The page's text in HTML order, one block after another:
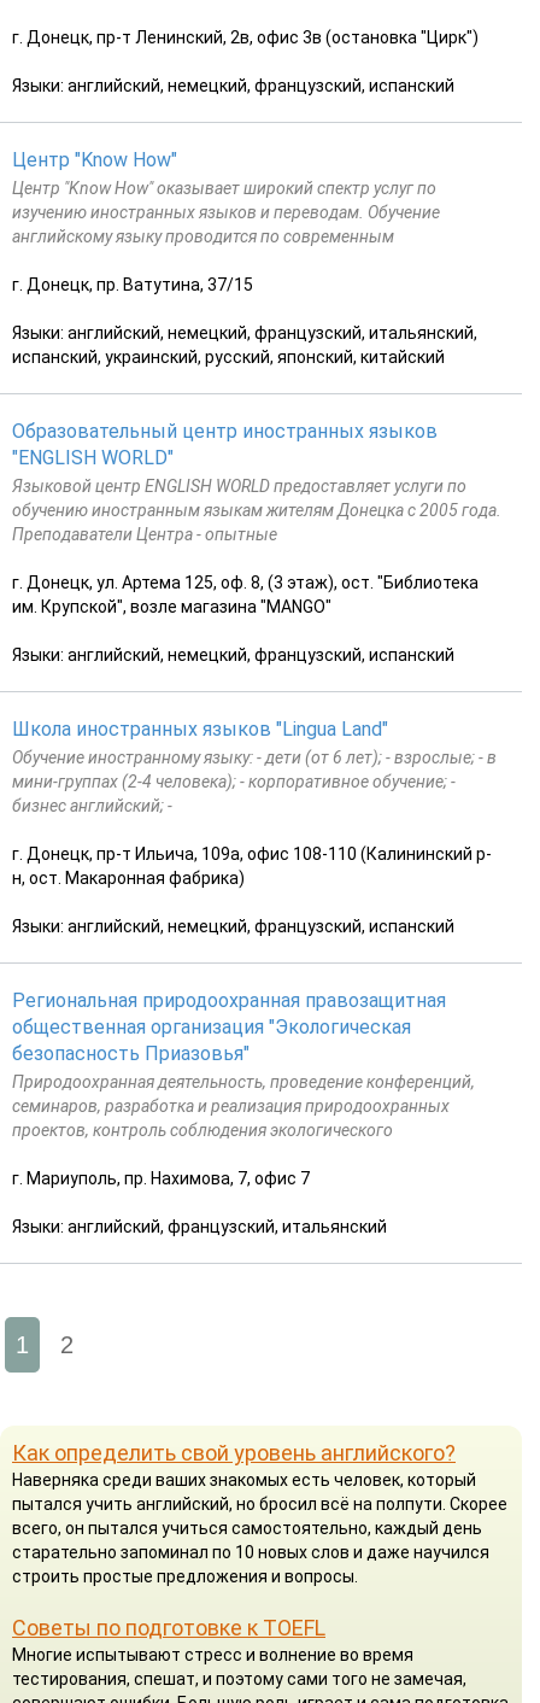
г. Донецк, пр-т Ленинский, 2в, офис 3в (остановка "Цирк")
Языки: английский, немецкий, французский, испанский
Центр "Know How"
Центр "Know How" оказывает широкий спектр услуг по
изучению иностранных языков и переводам. Обучение
английскому языку проводится по современным
г. Донецк, пр. Ватутина, 37/15
Языки: английский, немецкий, французский, итальянский,
испанский, украинский, русский, японский, китайский
Образовательный центр иностранных языков
"ENGLISH WORLD"
Языковой центр ENGLISH WORLD предоставляет услуги по
обучению иностранным языкам жителям Донецка с 2005 года.
Преподаватели Центра - опытные
г. Донецк, ул. Артема 125, оф. 8, (3 этаж), ост. "Библиотека
им. Крупской", возле магазина "MANGO"
Языки: английский, немецкий, французский, испанский
Школа иностранных языков "Lingua Land"
Обучение иностранному языку: - дети (от 6 лет); - взрослые; - в
мини-группах (2-4 человека); - корпоративное обучение; -
бизнес английский; -
г. Донецк, пр-т Ильича, 109а, офис 108-110 (Калининский р-
н, ост. Макаронная фабрика)
Языки: английский, немецкий, французский, испанский
Региональная природоохранная правозащитная
общественная организация "Экологическая
безопасность Приазовья"
Природоохранная деятельность, проведение конференций,
семинаров, разработка и реализация природоохранных
проектов, контроль соблюдения экологического
г. Мариуполь, пр. Нахимова, 7, офис 7
Языки: английский, французский, итальянский
1 2
Как определить свой уровень английского?
Наверняка среди ваших знакомых есть человек, который
пытался учить английский, но бросил всё на полпути. Скорее
всего, он пытался учиться самостоятельно, каждый день
старательно запоминал по 10 новых слов и даже научился
строить простые предложения и вопросы.
Советы по подготовке к TOEFL
Многие испытывают стресс и волнение во время
тестирования, спешат, и поэтому сами того не замечая,